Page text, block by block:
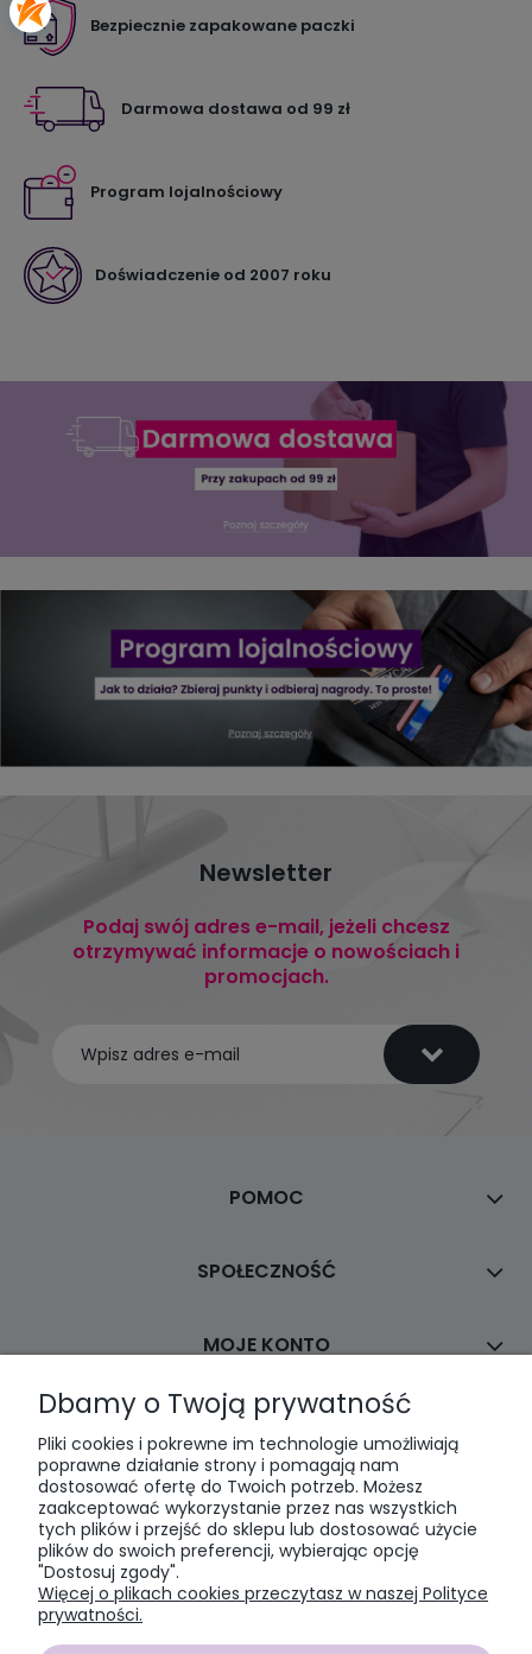
Bezpiecznie zapakowane paczki
Darmowa dostawa od 99 zł
Program lojalnościowy
Doświadczenie od 2007 roku
Newsletter
Podaj swój adres e-mail, jeżeli chcesz
otrzymywać informacje o nowościach i
promocjach.
POMOC
SPOŁECZNOŚĆ
MOJE KONTO
PŁATNOŚCI I DOSTAWA
INFORMACJE
O NAS
Dbamy o Twoją prywatność
Pliki cookies i pokrewne im technologie umożliwiają
poprawne działanie strony i pomagają nam
dostosować ofertę do Twoich potrzeb. Możesz
zaakceptować wykorzystanie przez nas wszystkich
tych plików i przejść do sklepu lub dostosować użycie
plików do swoich preferencji, wybierając opcję
"Dostosuj zgody".
Więcej o plikach cookies przeczytasz w naszej Polityce
prywatności.